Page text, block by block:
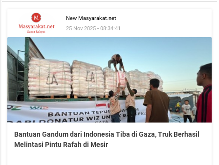
New Masyarakat.net
25 Nov 2025 - 08:34:41
Bantuan Gandum dari Indonesia Tiba di Gaza, Truk Berhasil
Melintasi Pintu Rafah di Mesir